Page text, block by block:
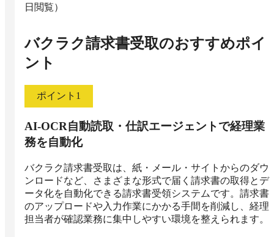
日閲覧）
バクラク請求書受取のおすすめポイ
ント
ポイント 1
AI-OCR自動読取・仕訳エージェントで経理業
務を自動化
バクラク請求書受取は、紙・メール・サイトからのダウ
ンロードなど、さまざまな形式で届く請求書の取得とデ
ータ化を自動化できる請求書受領システムです。請求書
のアップロードや入力作業にかかる手間を削減し、経理
担当者が確認業務に集中しやすい環境を整えられます。